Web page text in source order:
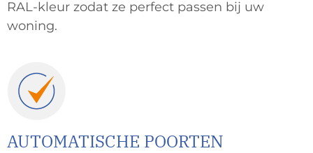
RAL-kleur zodat ze perfect passen bij uw
woning.
AUTOMATISCHE POORTEN